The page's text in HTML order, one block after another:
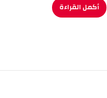
أكمل القراءة